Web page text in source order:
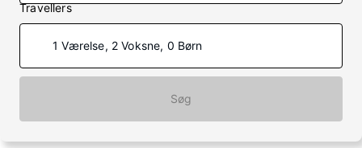
Travellers
1 Værelse, 2 Voksne, 0 Børn
Søg